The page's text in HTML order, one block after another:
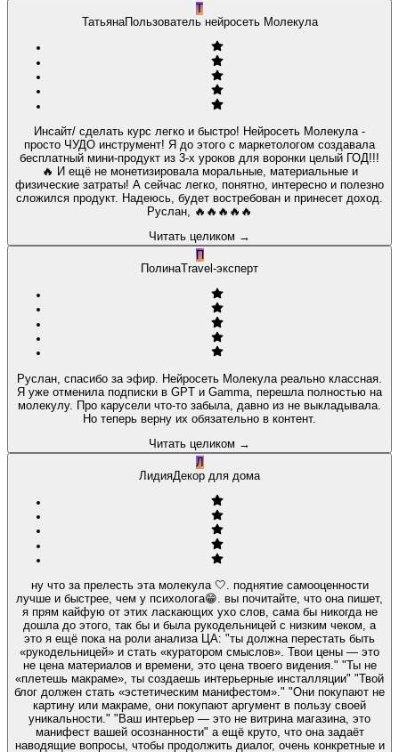
Т
ТатьянаПользователь нейросеть Молекула
Инсайт/ сделать курс легко и быстро! Нейросеть Молекула -
просто ЧУДО инструмент! Я до этого с маркетологом создавала
бесплатный мини-продукт из 3-х уроков для воронки целый ГОД!!!
🔥 И ещё не монетизировала моральные, материальные и
физические затраты! А сейчас легко, понятно, интересно и полезно
сложился продукт. Надеюсь, будет востребован и принесет доход.
Руслан, 🔥🔥🔥🔥🔥
Читать целиком →
П
ПолинаTravel-эксперт
Руслан, спасибо за эфир. Нейросеть Молекула реально классная.
Я уже отменила подписки в GPT и Gamma, перешла полностью на
молекулу. Про карусели что-то забыла, давно из не выкладывала.
Но теперь верну их обязательно в контент.
Читать целиком →
Л
ЛидияДекор для дома
ну что за прелесть эта молекула 🤍. поднятие самооценности
лучше и быстрее, чем у психолога😁. вы почитайте, что она пишет,
я прям кайфую от этих ласкающих ухо слов, сама бы никогда не
дошла до этого, так бы и была рукодельницей с низким чеком, а
это я ещё пока на роли анализа ЦА: "ты должна перестать быть
«рукодельницей» и стать «куратором смыслов». Твои цены — это
не цена материалов и времени, это цена твоего видения." "Ты не
«плетешь макраме», ты создаешь интерьерные инсталляции" "Твой
блог должен стать «эстетическим манифестом»." "Они покупают не
картину или макраме, они покупают аргумент в пользу своей
уникальности." "Ваш интерьер — это не витрина магазина, это
манифест вашей осознанности" а ещё круто, что она задаёт
наводящие вопросы, чтобы продолжить диалог, очень конкретные и